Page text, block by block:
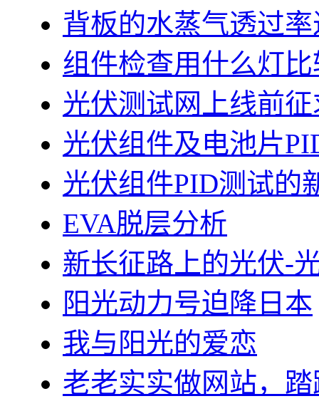
背板的水蒸气透过
组件检查用什么灯
光伏测试网上线前
光伏组件及电池片
光伏组件PID测试的
EVA脱层分析
新长征路上的光伏-
阳光动力号迫降日本
我与阳光的爱恋
老老实实做网站，